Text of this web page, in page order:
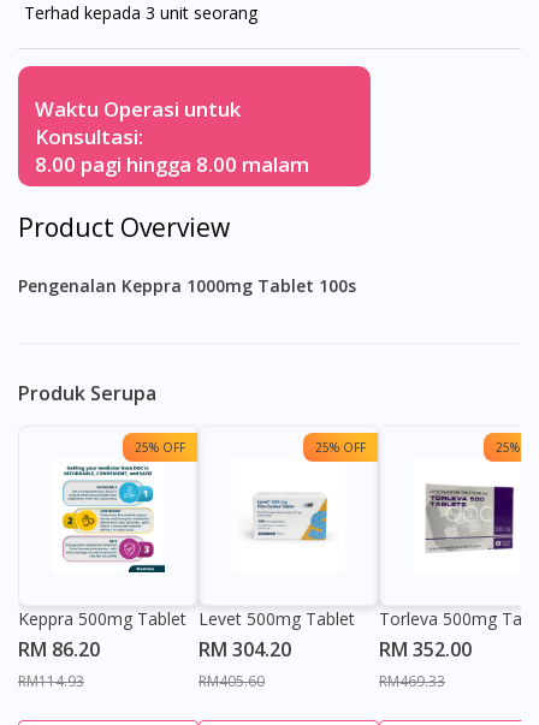
Terhad kepada 3 unit seorang
Waktu Operasi untuk
Konsultasi:
8.00 pagi hingga 8.00 malam
Product Overview
Pengenalan Keppra 1000mg Tablet 100s
Produk Serupa
25% OFF
Keppra 500mg Tablet
RM 86.20
RM114.93
25% OFF
Levet 500mg Tablet
RM 304.20
RM405.60
25%
Torleva 500mg
RM 352.00
RM469.33